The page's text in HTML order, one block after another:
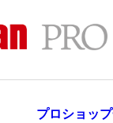
プロショッ